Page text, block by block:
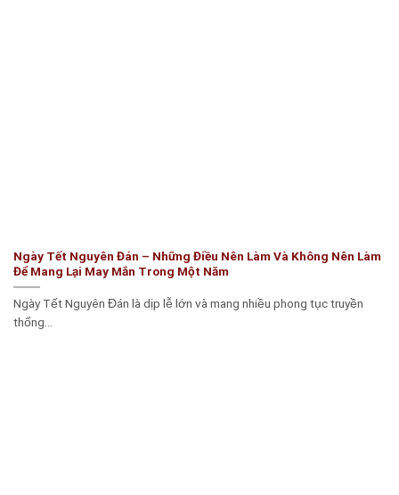
Ngày Tết Nguyên Đán – Những Điều Nên Làm Và Không Nên Làm
Để Mang Lại May Mắn Trong Một Năm
Ngày Tết Nguyên Đán là dịp lễ lớn và mang nhiều phong tục truyền
thống...